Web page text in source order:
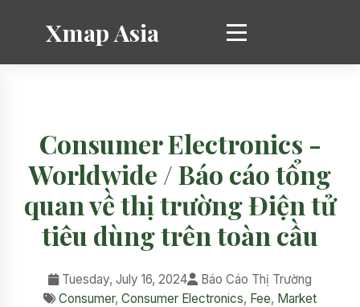
Xmap Asia
Consumer Electronics -
Worldwide / Báo cáo tổng
quan về thị trường Điện tử
tiêu dùng trên toàn cầu
Tuesday, July 16, 2024
Báo Cáo Thị Trường
Consumer, Consumer Electronics, Fee, Market